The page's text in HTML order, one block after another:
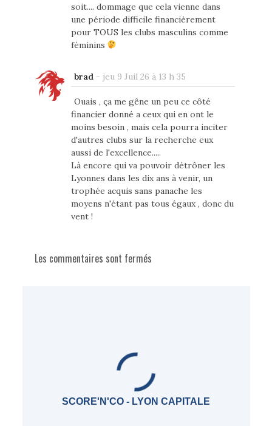
soit.... dommage que cela vienne dans
une période difficile financièrement
pour TOUS les clubs masculins comme
féminins
brad - jeu 9 Juil 26 à 13 h 35
Ouais , ça me gêne un peu ce côté
financier donné a ceux qui en ont le
moins besoin , mais cela pourra inciter
d'autres clubs sur la recherche eux
aussi de l'excellence.....
Là encore qui va pouvoir détrôner les
Lyonnes dans les dix ans à venir, un
trophée acquis sans panache les
moyens n'étant pas tous égaux , donc du
vent !
Les commentaires sont fermés
SCORE'N'CO - LYON CAPITALE